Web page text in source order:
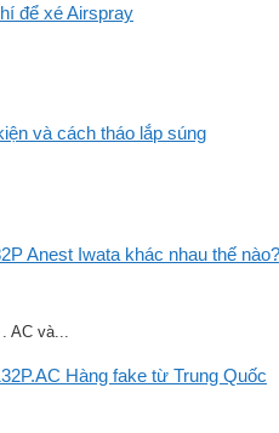
để xé Airspray
và cách tháo lắp súng
Anest Iwata khác nhau thế nào?
AC và...
Hàng fake từ Trung Quốc